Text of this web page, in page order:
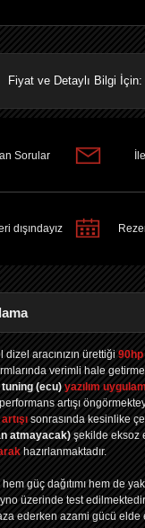
Fiyat ve Detaylı Bilgi İçin:
Sorular
dışındayız
dizel aracınızın ürettiği 90hp
verimli hale
(ecu) yazılım
artışı
sonrasında kesinlike
atmayacak) şekilde eksoz
hazırlanmaktadır.
hem güç dağıtımı hem de
üzerinde test
ederken azami gücü elde